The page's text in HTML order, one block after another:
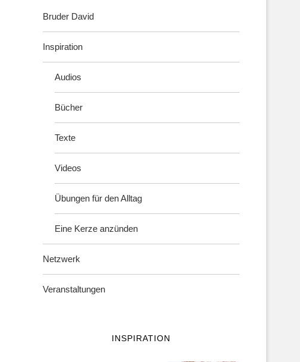
Bruder David
Inspiration
Audios
Bücher
Texte
Videos
Übungen für den Alltag
Eine Kerze anzünden
Netzwerk
Veranstaltungen
INSPIRATION